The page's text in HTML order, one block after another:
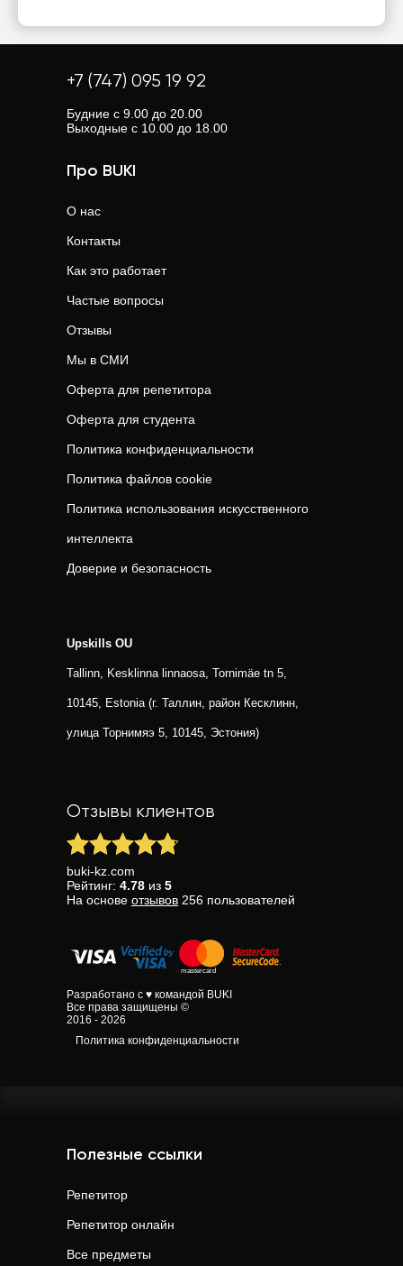
+7 (747) 095 19 92
Будние с 9.00 до 20.00
Выходные с 10.00 до 18.00
Про BUKI
О нас
Контакты
Как это работает
Частые вопросы
Отзывы
Мы в СМИ
Оферта для репетитора
Оферта для студента
Политика конфиденциальности
Политика файлов cookie
Политика использования искусственного
интеллекта
Доверие и безопасность
Upskills OU
Tallinn, Kesklinna linnaosa, Tornimäe tn 5,
10145, Estonia (г. Таллин, район Кесклинн,
улица Торнимяэ 5, 10145, Эстония)
Отзывы клиентов
buki-kz.com
Рейтинг: 4.78 из 5
На основе отзывов 256 пользователей
Разработано с ♥ командой BUKI
Все права защищены ©
2016 - 2026
Политика конфиденциальности
Полезные ссылки
Репетитор
Репетитор онлайн
Все предметы